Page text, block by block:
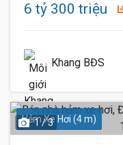
6 tỷ 300 triệu
Khang BĐS
Hẻm Xe Hơi (4 m)
1 / 3